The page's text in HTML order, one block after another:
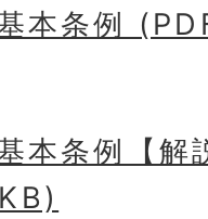
本条例
本条例【